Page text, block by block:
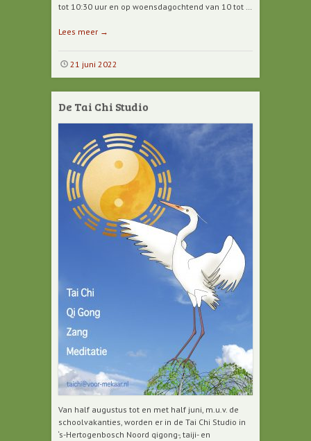
tot 10:30 uur en op woensdagochtend van 10 tot …
Lees meer →
21 juni 2022
De Tai Chi Studio
Van half augustus tot en met half juni, m.u.v. de
schoolvakanties, worden er in de Tai Chi Studio in
‘s-Hertogenbosch Noord qigong-, taiji- en